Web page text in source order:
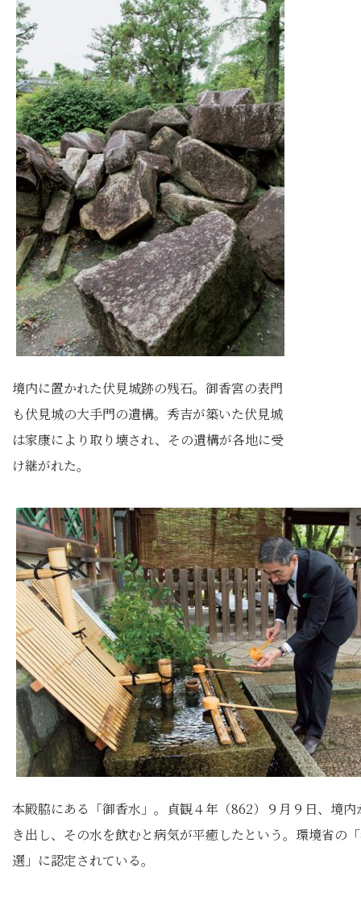
境内に置かれた伏見城跡の残石。御香宮の表門
も伏見城の大手門の遺構。秀吉が築いた伏見城
は家康により取り壊され、その遺構が各地に受
け継がれた。
本殿脇にある「御香水」。貞観４年（862）９月９日、境内
き出し、その水を飲むと病気が平癒したという。環境省の
選」に認定されている。